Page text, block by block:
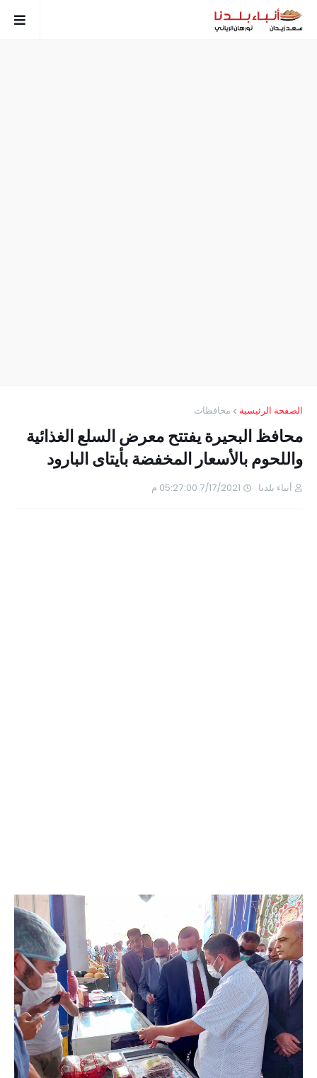
الصفحة الرئيسية محافظات
محافظ البحيرة يفتتح معرض السلع الغذائية
واللحوم بالأسعار المخفضة بأيتاى البارود
أنباء بلدنا 7/17/2021 05:27:00 م